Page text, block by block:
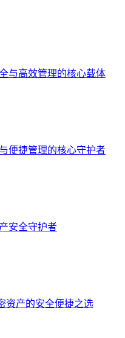
与高效管理的核心载体
便捷管理的核心守护者
安全守护者
资产的安全便捷之选